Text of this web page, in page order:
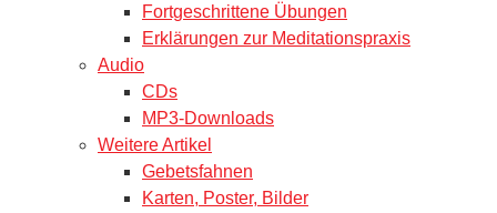
Fortgeschrittene Übungen
Erklärungen zur Meditationspraxis
Audio
CDs
MP3-Downloads
Weitere Artikel
Gebetsfahnen
Karten, Poster, Bilder